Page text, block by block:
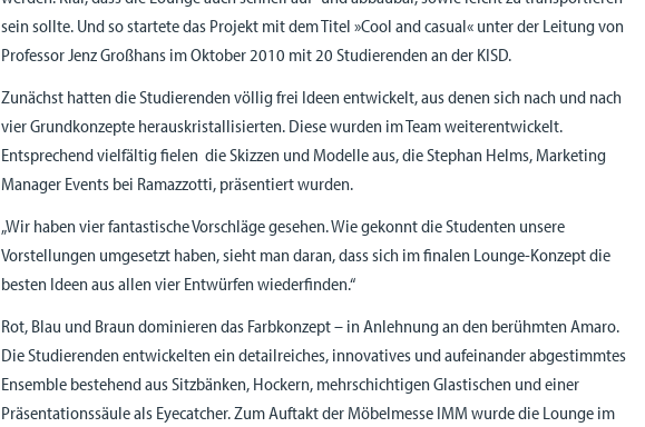
sein sollte. Und so startete das Projekt mit dem Titel »Cool and casual« unter der Leitung von
Professor Jenz Großhans im Oktober 2010 mit 20 Studierenden an der KISD.
Zunächst hatten die Studierenden völlig frei Ideen entwickelt, aus denen sich nach und nach
vier Grundkonzepte herauskristallisierten. Diese wurden im Team weiterentwickelt.
Entsprechend vielfältig fielen die Skizzen und Modelle aus, die Stephan Helms, Marketing
Manager Events bei Ramazzotti, präsentiert wurden.
„Wir haben vier fantastische Vorschläge gesehen. Wie gekonnt die Studenten unsere
Vorstellungen umgesetzt haben, sieht man daran, dass sich im finalen Lounge-Konzept die
besten Ideen aus allen vier Entwürfen wiederfinden.“
Rot, Blau und Braun dominieren das Farbkonzept – in Anlehnung an den berühmten Amaro.
Die Studierenden entwickelten ein detailreiches, innovatives und aufeinander abgestimmtes
Ensemble bestehend aus Sitzbänken, Hockern, mehrschichtigen Glastischen und einer
Präsentationssäule als Eyecatcher. Zum Auftakt der Möbelmesse IMM wurde die Lounge im